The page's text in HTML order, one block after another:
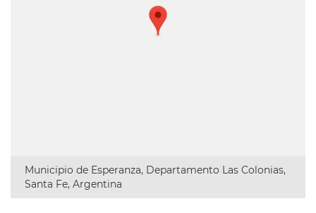
Municipio de Esperanza, Departamento Las Colonias,
Santa Fe, Argentina